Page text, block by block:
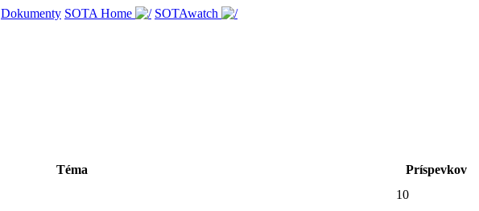
Dokumenty SOTA Home SOTAwatch
Téma Príspevkov
10